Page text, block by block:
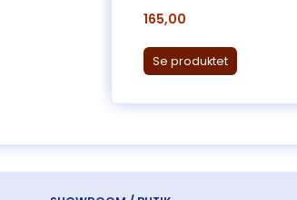
165,00
Se produktet